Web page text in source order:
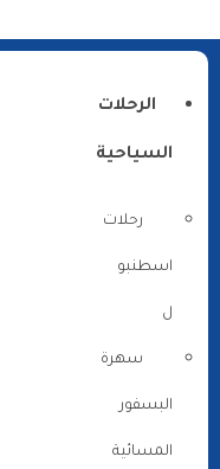
الرحلات
السياحية
رحلات
اسطنبو
ل
سهرة
البسفور
المسائية